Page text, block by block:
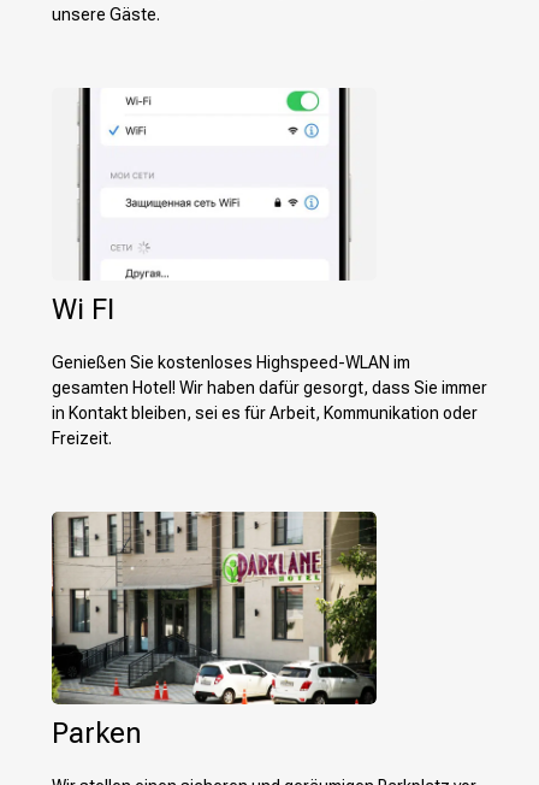
unsere Gäste.
Wi FI
Genießen Sie kostenloses Highspeed-WLAN im
gesamten Hotel! Wir haben dafür gesorgt, dass Sie immer
in Kontakt bleiben, sei es für Arbeit, Kommunikation oder
Freizeit.
Parken